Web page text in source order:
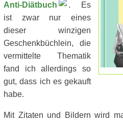
Anti-Diätbuch
. Es
ist zwar nur eines
dieser winzigen
Geschenkbüchlein, die
vermittelte Thematik
fand ich allerdings so
gut, dass ich es gekauft
habe.
Mit Zitaten und Bildern wird